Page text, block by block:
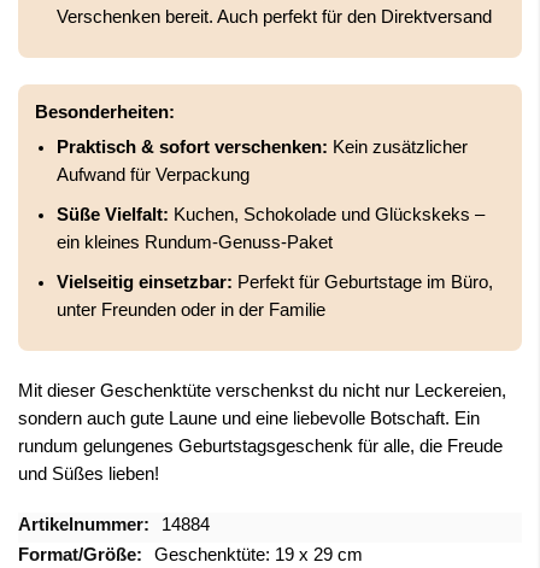
Verschenken bereit. Auch perfekt für den Direktversand
Besonderheiten:
Praktisch & sofort verschenken: Kein zusätzlicher
Aufwand für Verpackung
Süße Vielfalt: Kuchen, Schokolade und Glückskeks –
ein kleines Rundum-Genuss-Paket
Vielseitig einsetzbar: Perfekt für Geburtstage im Büro,
unter Freunden oder in der Familie
Mit dieser Geschenktüte verschenkst du nicht nur Leckereien,
sondern auch gute Laune und eine liebevolle Botschaft. Ein
rundum gelungenes Geburtstagsgeschenk für alle, die Freude
und Süßes lieben!
Mehr
Informationen
14884
Geschenktüte: 19 x 29 cm